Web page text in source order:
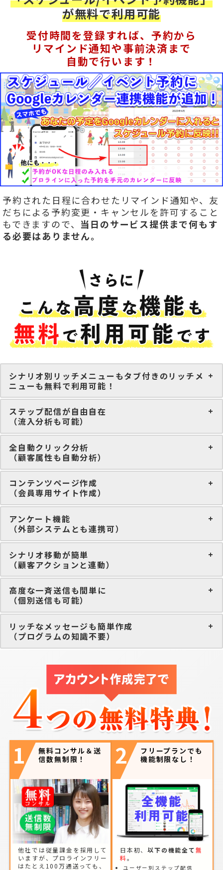
が無料で利用可能
受付時間を登録すれば、予約から
リマインド通知や事前決済まで
自動で行います！
予約された日程に合わせたリマインド通知や、友
だちによる予約変更・キャンセルを許可すること
もできますので、 当日のサービス提供まで何もす
る必要はありません。
シナリオ別リッチメニューもタブ付きのリッチメ
ニューも無料で利用可能！
ステップ配信が自由自在
（流入分析も可能）
全自動クリック分析
（顧客属性も自動分析）
コンテンツページ作成
（会員専用サイト作成）
アンケート機能
（外部システムとも連携可）
シナリオ移動が簡単
（顧客アクションと連動）
高度な一斉送信も間単に
（個別送信も可能）
リッチなメッセージも簡単作成
（プログラムの知識不要）
1
無料コンサル＆送
信数無制限！
他社では従量課金を採用して
いますが、プロラインフリー
はたとえ100万通送っても、
2
フリープランでも
機能制限なし！
日本初、以下の機能全て無
料。
ユーザー別ステップ配信